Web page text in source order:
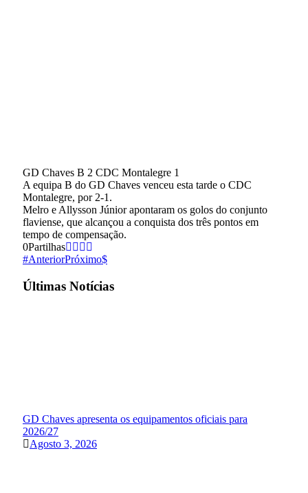
GD Chaves B 2 CDC Montalegre 1
A equipa B do GD Chaves venceu esta tarde o CDC
Montalegre, por 2-1.
Melro e Allysson Júnior apontaram os golos do conjunto
flaviense, que alcançou a conquista dos três pontos em
tempo de compensação.
0Partilhas
AnteriorPróximo
Últimas Notícias
GD Chaves apresenta os equipamentos oficiais para
2026/27
Agosto 3, 2026